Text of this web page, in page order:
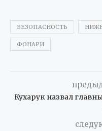
БЕЗОПАСНОСТЬ
ФОНАРИ
Кухарук назвал